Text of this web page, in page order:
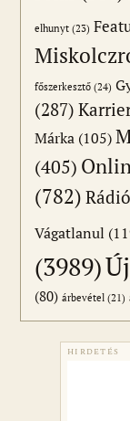
elhunyt (23)
főszerkesztő (24)
(287)
Márka (105)
(405)
(782) Rádió
Vágatlanul
(3989)
(80) árbevétel (21)
HIRDETÉS